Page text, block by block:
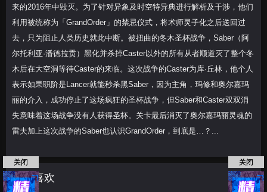
来的2016年中毁灭。为了针对异象及时空特异典进行解析及干涉，他们
利用被统称为「GrandOrder」的禁忌仪式，将术师灵子化之后送回过
去，只为阻止人类历史就此中断。被扭曲的冬木圣杯战争，Saber（阿
尔托利亚·潘德拉贡）黑化并杀掉Caster以外的所有从者顺道灭了整个冬
木后在大空洞等待Caster的来临。这次战争的Caster为库·丘林，他个人
表示如果职阶是Lancer就能秒杀黑Saber，因为主角，玛修和奥尔嘉玛
丽的介入，成功停止了这场疯狂的圣杯战争，但Saber和Caster双双消
失意味着这场战争没有人获得圣杯。关卡最后消灭了奥尔嘉玛丽灵魂的
雷夫加上这次战争的Saber也认识GrandOrder，到底是…？...
猜你喜欢
关闭 关闭